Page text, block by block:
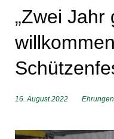
„Zwei Jahr
16. August 2022 Ehrungen